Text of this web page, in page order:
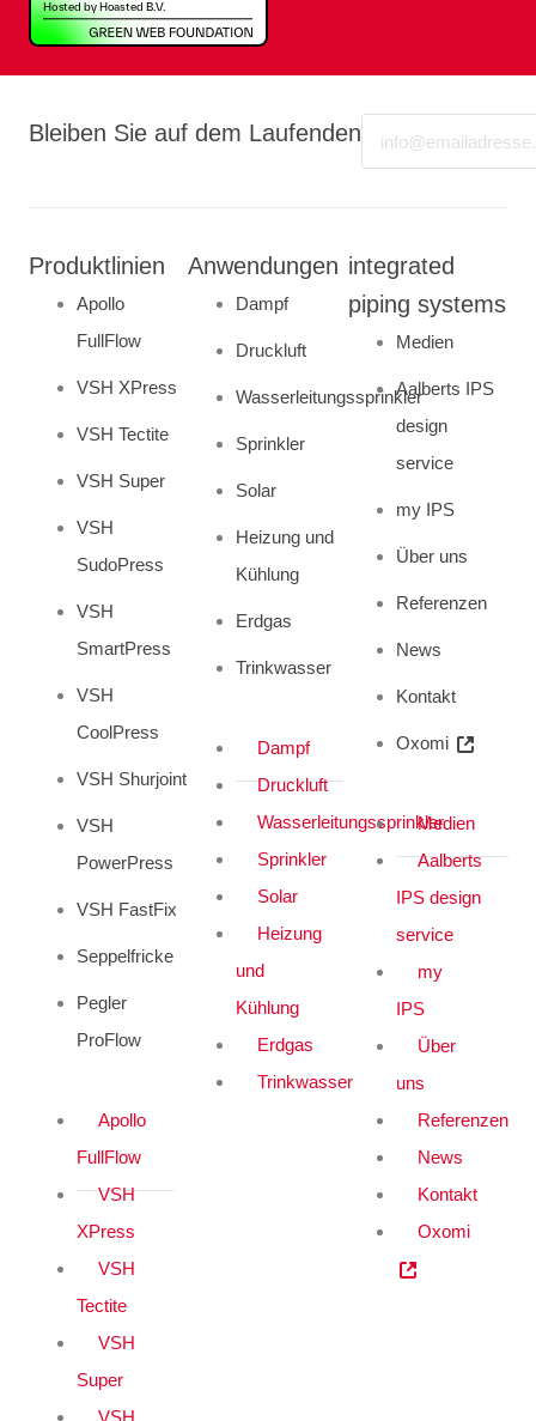
Bleiben Sie auf dem Laufenden
Produktlinien
Apollo
FullFlow
VSH XPress
VSH Tectite
VSH Super
VSH
SudoPress
VSH
SmartPress
VSH
CoolPress
VSH Shurjoint
VSH
PowerPress
VSH FastFix
Seppelfricke
Pegler
ProFlow
Apollo
FullFlow
VSH
XPress
VSH
Tectite
VSH
Super
VSH
Anwendungen
Dampf
Druckluft
Wasserleitungssprinkler
Sprinkler
Solar
Heizung und
Kühlung
Erdgas
Trinkwasser
Dampf
Druckluft
Wasserleitungssprinkler
Sprinkler
Solar
Heizung
und
Kühlung
Erdgas
Trinkwasser
integrated
piping systems
Medien
Aalberts IPS
design
service
my IPS
Über uns
Referenzen
News
Kontakt
Oxomi
Medien
Aalberts
IPS design
service
my
IPS
Über
uns
Referenzen
News
Kontakt
Oxomi